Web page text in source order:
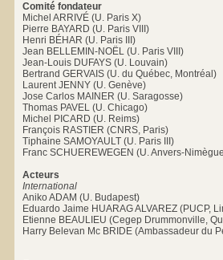
Comité fondateur
Michel ARRIVÉ (U. Paris X)
Pierre BAYARD (U. Paris VIII)
Henri BÉHAR (U. Paris III)
Jean BELLEMIN-NOËL (U. Paris VIII)
Jean-Louis DUFAYS (U. Louvain)
Bertrand GERVAIS (U. du Québec, Montréal)
Laurent JENNY (U. Genève)
Jose Carlos MAINER (U. Saragosse)
Thomas PAVEL (U. Chicago)
Michel PICARD (U. Reims)
François RASTIER (CNRS, Paris)
Tiphaine SAMOYAULT (U. Paris III)
Franc SCHUEREWEGEN (U. Anvers-
Acteurs
International
Aniko ADAM (U. Budapest)
Eduardo Jaime HUARAG ALVAREZ (PUCP,
Etienne BEAULIEU (Cegep Drummonville,
Harry Belevan Mc BRIDE (Ambassadeur du